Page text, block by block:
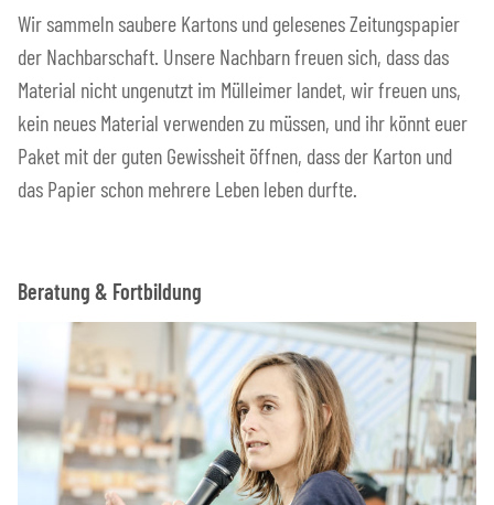
Wir sammeln saubere Kartons und gelesenes Zeitungspapier
der Nachbarschaft. Unsere Nachbarn freuen sich, dass das
Material nicht ungenutzt im Mülleimer landet, wir freuen uns,
kein neues Material verwenden zu müssen, und ihr könnt euer
Paket mit der guten Gewissheit öffnen, dass der Karton und
das Papier schon mehrere Leben leben durfte.
Beratung & Fortbildung